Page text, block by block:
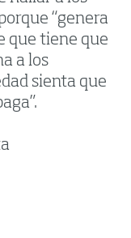
“genera
que tiene que
a los
sienta que